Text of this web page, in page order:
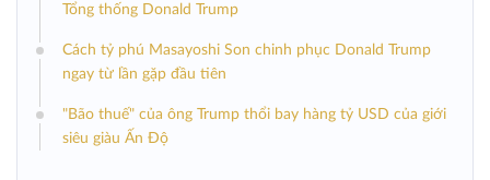
Tổng thống Donald Trump
Cách tỷ phú Masayoshi Son chinh phục Donald Trump
ngay từ lần gặp đầu tiên
"Bão thuế" của ông Trump thổi bay hàng tỷ USD của giới
siêu giàu Ấn Độ